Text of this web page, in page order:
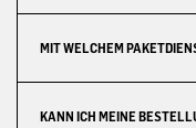
MIT WELCHEM
KANN ICH MEINE